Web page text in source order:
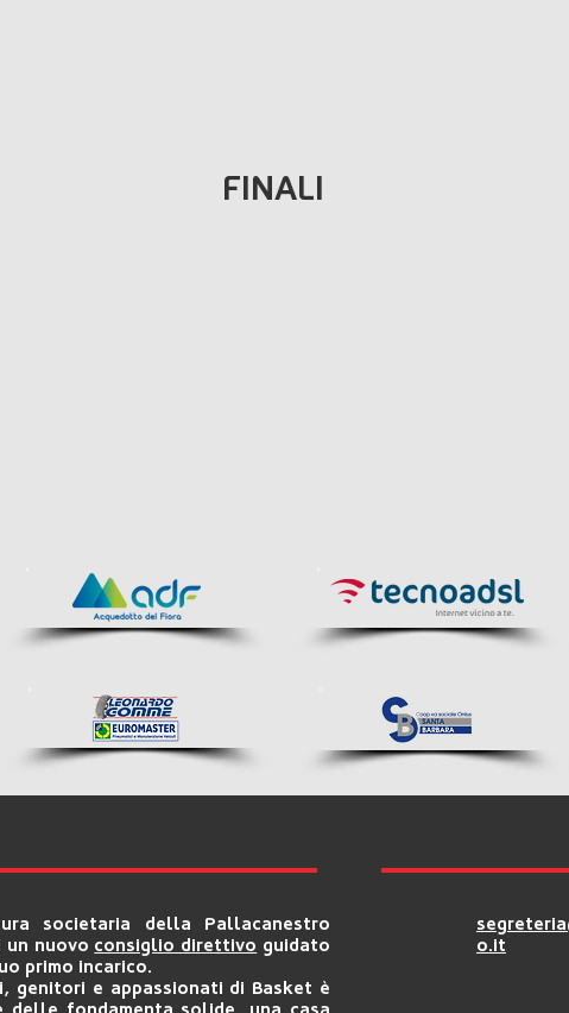
FINALI
societaria della Pallacanestro
un nuovo consiglio direttivo guidato
primo incarico.
genitori e appassionati di Basket è
o.it